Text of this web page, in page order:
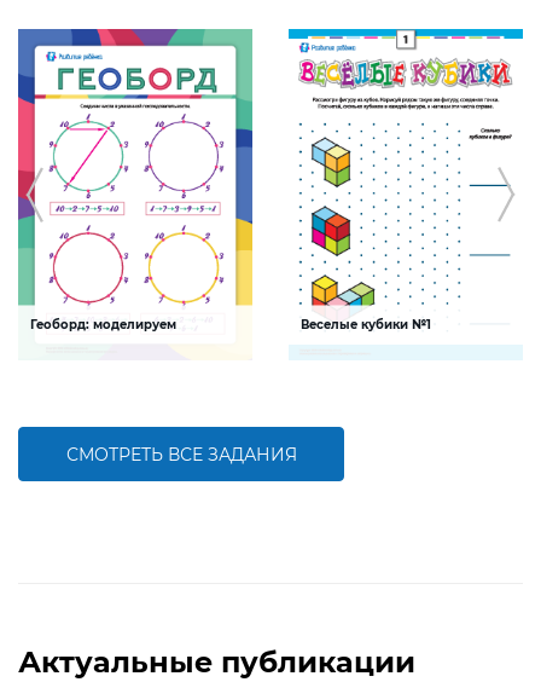
Геоборд: моделируем Веселые кубики №1
последовательного счета и
СМОТРЕТЬ ВСЕ ЗАДАНИЯ
Актуальные публикации